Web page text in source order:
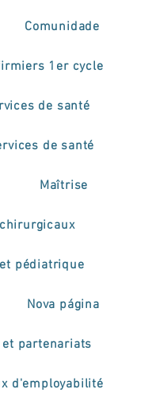
Comunidade
1er cycle
de santé
de santé
Maîtrise
pédiatrique
Nova página
partenariats
d'employabilité